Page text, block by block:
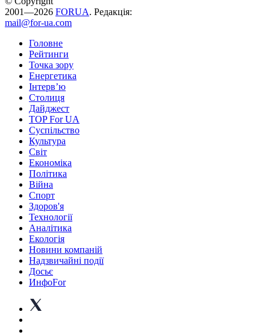
2001—2026 FORUA. Редакція:
mail@for-ua.com
Головне
Рейтинги
Точка зору
Енергетика
Інтерв’ю
Столиця
Дайджест
TOP For UA
Суспiльство
Культура
Світ
Економіка
Політика
Війна
Спорт
Здоров'я
Технології
Аналітика
Екологія
Новини компаній
Надзвичайні події
Досьє
ИнфоFor